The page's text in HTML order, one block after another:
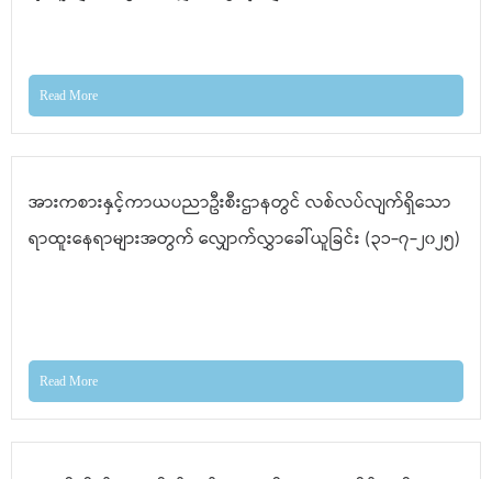
Read More
အားကစားနှင့်ကာယပညာဦးစီးဌာနတွင် လစ်လပ်လျက်ရှိသော
ရာထူးနေရာများအတွက် လျှောက်လွှာခေါ်ယူခြင်း (၃၁-၇-၂၀၂၅)
Read More